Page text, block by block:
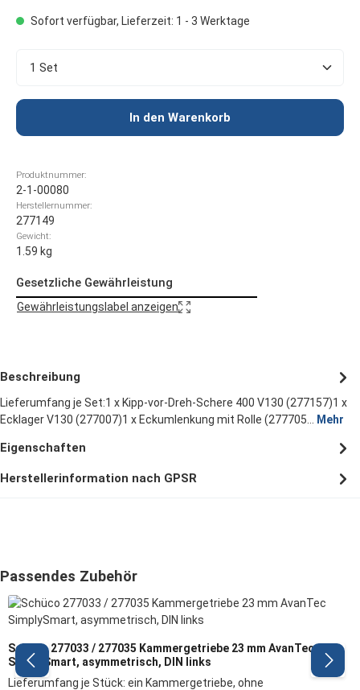
Sofort verfügbar, Lieferzeit: 1 - 3 Werktage
Produkt Anzahl: Gib den gewünschten Wert ein
In den Warenkorb
Produktnummer:
2-1-00080
Herstellernummer:
277149
Gewicht:
1.59 kg
Gesetzliche Gewährleistung
Gewährleistungslabel anzeigen
Beschreibung
Lieferumfang je Set:1 x Kipp-vor-Dreh-Schere 400 V130 (277157)1 x
Ecklager V130 (277007)1 x Eckumlenkung mit Rolle (277705…
Mehr
Eigenschaften
Herstellerinformation nach GPSR
Produktgalerie überspringen
Passendes Zubehör
Schüco 277033 / 277035 Kammergetriebe 23 mm AvanTec
SimplySmart, asymmetrisch, DIN links
Lieferumfang je Stück: ein Kammergetriebe, ohne